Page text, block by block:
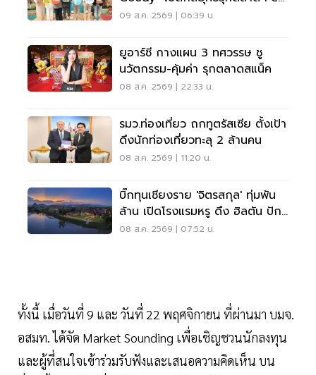
Humanization
09 ส.ค. 2569 | 06:39 น.
ยูอาร์ซี กางแผน 3 ทศวรรษ ชู
นวัตกรรม-คุ้มค่า รุกตลาดสแน็ค
08 ส.ค. 2569 | 22:33 น.
รมว.ท่องเที่ยว ถกทูตรัสเซีย ตั้งเป้า
ดึงนักท่องเที่ยวทะลุ 2 ล้านคน
08 ส.ค. 2569 | 11:20 น.
บิ๊กทุนเชียงราย 'จิตรสกุล' ทุ่มพัน
ล้าน เปิดโรงแรมหรู ดึง ฮิลตัน ปัก
หมุดแบรนด์ใหม่
08 ส.ค. 2569 | 07:52 น.
ทั้งนี้ เมื่อวันที่ 9 และ วันที่ 22 พฤศจิกายน ที่ผ่านมา บมจ.
อสมท. ได้จัด Market Sounding เพื่อเชิญชวนนักลงทุน
และผู้ที่สนใจเข้าร่วมรับฟังและเสนอความคิดเห็น บน